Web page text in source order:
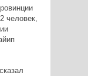
человек,